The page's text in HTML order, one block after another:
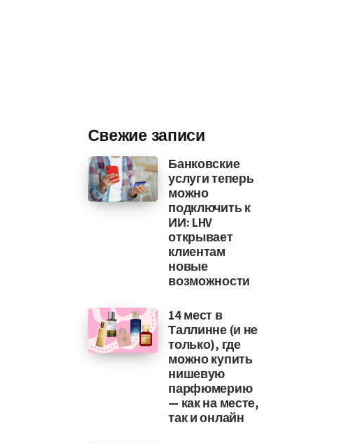
Свежие записи
Банковские
услуги теперь
можно
подключить к
ИИ: LHV
открывает
клиентам
новые
возможности
14 мест в
Таллинне (и не
только), где
можно купить
нишевую
парфюмерию
— как на месте,
так и онлайн